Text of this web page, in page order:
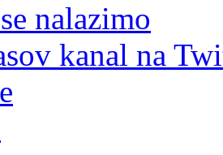
nalazimo
kanal na